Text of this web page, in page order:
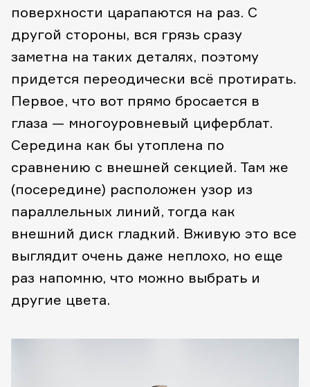
поверхности царапаются на раз. С
другой стороны, вся грязь сразу
заметна на таких деталях, поэтому
придется переодически всё протирать.
Первое, что вот прямо бросается в
глаза — многоуровневый циферблат.
Середина как бы утоплена по
сравнению с внешней секцией. Там же
(посередине) расположен узор из
параллельных линий, тогда как
внешний диск гладкий. Вживую это все
выглядит очень даже неплохо, но еще
раз напомню, что можно выбрать и
другие цвета.